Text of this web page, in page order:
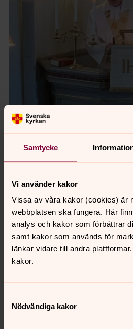
Samtycke
Vi använder kakor
Vissa av våra kakor (cookies) är
webbplatsen ska fungera. Här
analys och kakor som förbättrar
samt kakor som används för
länkar vidare till andra
kakor.
Nödvändiga kakor
Foto: Göran Ramsli